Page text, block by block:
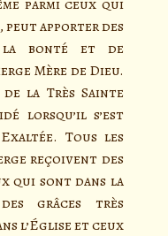
parmi ceux qui
peut apporter des
la bonté et de
Mère de Dieu.
la Très Sainte
lorsqu’il s’est
Tous les
reçoivent des
qui sont dans la
grâces très
l’Église et ceux